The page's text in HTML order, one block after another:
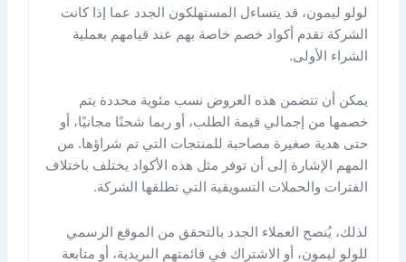
لولو ليمون، قد يتساءل المستهلكون الجدد عما إذا كانت
الشركة تقدم أكواد خصم خاصة بهم عند قيامهم بعملية
الشراء الأولى.
يمكن أن تتضمن هذه العروض نسب مئوية محددة يتم
خصمها من إجمالي قيمة الطلب، أو ربما شحنًا مجانيًا، أو
حتى هدية صغيرة مصاحبة للمنتجات التي تم شراؤها. من
المهم الإشارة إلى أن توفر مثل هذه الأكواد يختلف باختلاف
الفترات والحملات التسويقية التي تطلقها الشركة.
لذلك، يُنصح العملاء الجدد بالتحقق من الموقع الرسمي
للولو ليمون، أو الاشتراك في قائمتهم البريدية، أو متابعة